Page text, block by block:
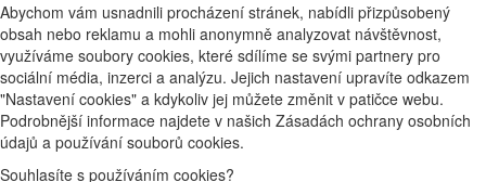
Abychom vám usnadnili procházení stránek, nabídli přizpůsobený
obsah nebo reklamu a mohli anonymně analyzovat návštěvnost,
využíváme soubory cookies, které sdílíme se svými partnery pro
sociální média, inzerci a analýzu. Jejich nastavení upravíte odkazem
"Nastavení cookies" a kdykoliv jej můžete změnit v patičce webu.
Podrobnější informace najdete v našich Zásadách ochrany osobních
údajů a používání souborů cookies.
Souhlasíte s používáním cookies?